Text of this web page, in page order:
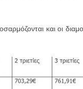
και οι